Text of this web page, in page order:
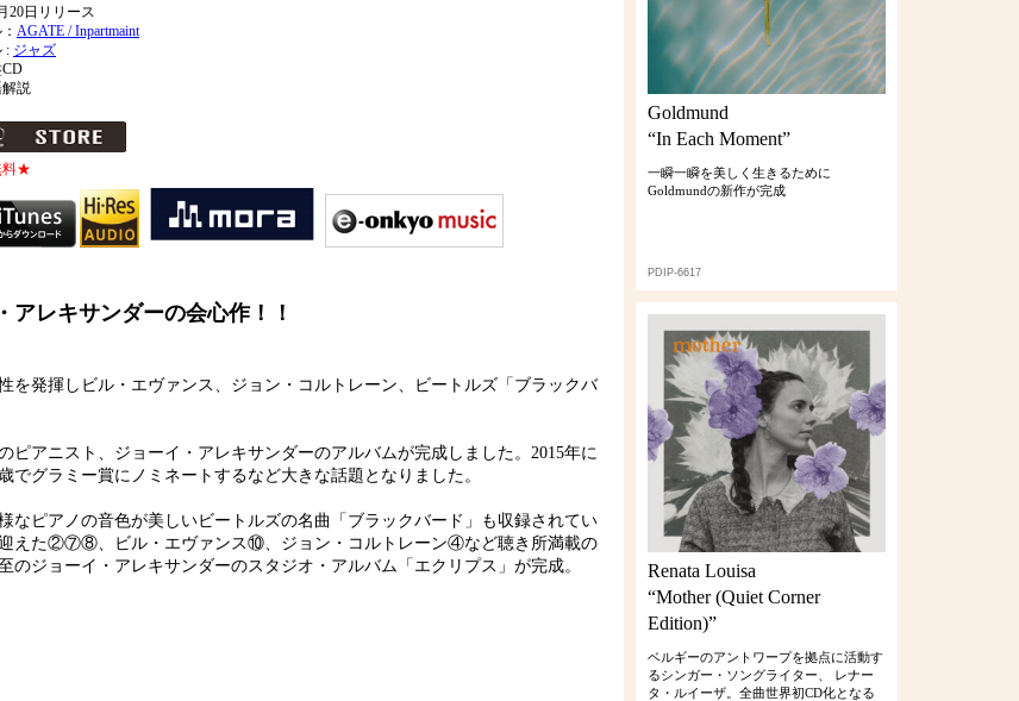
20日リリース
AGATE / Inpartmaint
: ジャズ
CD
解説
料★
アレキサンダーの会心作！！
を発揮しビル・エヴァンス、ジョン・コルトレーン、ビートルズ「ブラックバ
ピアニスト、ジョーイ・アレキサンダーのアルバムが完成しました。2015年に
でグラミー賞にノミネートするなど大きな話題となりました。
なピアノの音色が美しいビートルズの名曲「ブラックバード」も収録されてい
迎えた②⑦⑧、ビル・エヴァンス⑩、ジョン・コルトレーン④など聴き所満載の
ジョーイ・アレキサンダーのスタジオ・アルバム「エクリプス」が完成。
Goldmund
“In Each Moment”
一瞬一瞬を美しく生きるために
Goldmundの新作が完成
PDIP-6617
Renata Louisa
“Mother (Quiet Corner
Edition)”
ベルギーのアントワープを拠点に活動す
るシンガー・ソングライター、 レナー
タ・ルイーザ。全曲世界初CD化となる